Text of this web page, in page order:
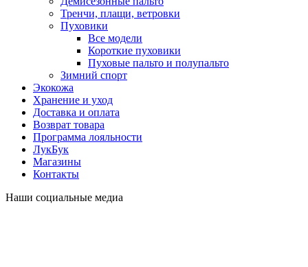
Тренчи, плащи, ветровки
Пуховики
Все модели
Короткие пуховики
Пуховые пальто и полупальто
Зимний спорт
Экокожа
Хранение и уход
Доставка и оплата
Возврат товара
Программа лояльности
ЛукБук
Магазины
Контакты
Наши социальные медиа